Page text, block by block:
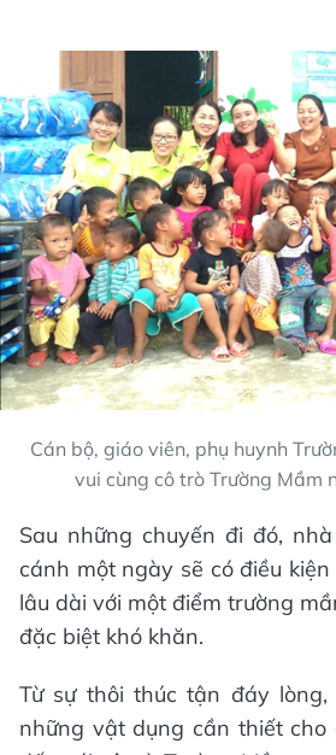
Cán bộ, giáo viên, phụ huynh
vui cùng cô trò Trường Mầm
Sau những chuyến đi đó,
cánh một ngày sẽ có điều
lâu dài với một điểm trường
đặc biệt khó khăn.
Từ sự thôi thúc tận đáy
những vật dụng cần thiết cho